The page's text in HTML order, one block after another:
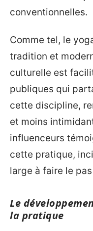
conventionnelles.
Comme tel, le
tradition et
culturelle est
publiques qui
cette discipline,
et moins
influenceurs
cette pratique,
large à faire le
Le
la pratique